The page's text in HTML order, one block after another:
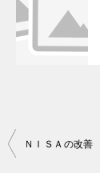
投
ＮＩＳＡの改善